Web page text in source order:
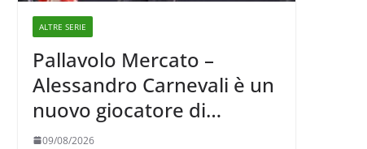
ALTRE SERIE
Pallavolo Mercato –
Alessandro Carnevali è un
nuovo giocatore di
Bologna
09/08/2026